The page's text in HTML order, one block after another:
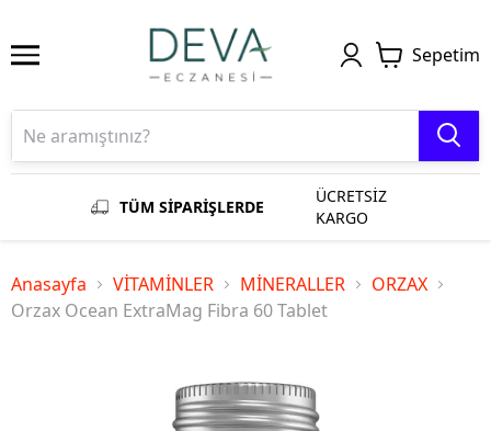
Sepetim
TÜM SİPARİŞLERDE
ÜCRETSİZ
KARGO
Anasayfa VİTAMİNLER MİNERALLER
ORZAX
Orzax Ocean ExtraMag Fibra 60 Tablet